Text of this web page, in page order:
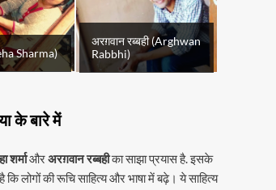
Sharma)
अरग़वान रब्बही (Arghwan
Rabbhi)
के बारे में
शर्माऔरअरग़वान रब्बहीका साझा प्रयास है. इसके
लोगों की रूचि साहित्य और भाषा में बढ़े। ये साहित्य